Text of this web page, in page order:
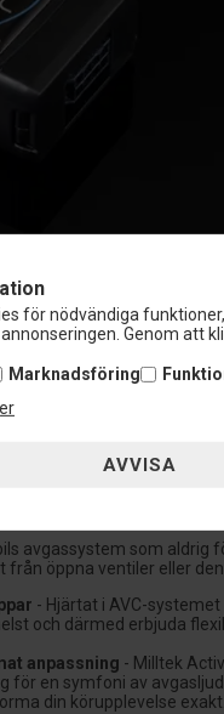
för nödvändiga
Genom att
Marknadsföring
varan kan skilja sig åt.
med Milltek
avgassystem som aldrig
öppna ventiler eller
- Hjärtat i AVC-
och därmed erbjuda
anpassning - Milltek
för en symfoni av
din körupplevelse exakt.